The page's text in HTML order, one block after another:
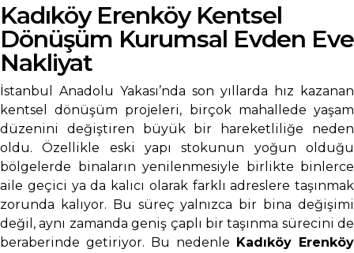
Kadıköy Erenköy Kentsel
Dönüşüm Kurumsal Evden Eve
Nakliyat
İstanbul Anadolu Yakası’nda son yıllarda hız kazanan
kentsel dönüşüm projeleri, birçok mahallede yaşam
düzenini değiştiren büyük bir hareketliliğe neden
oldu. Özellikle eski yapı stokunun yoğun olduğu
bölgelerde binaların yenilenmesiyle birlikte binlerce
aile geçici ya da kalıcı olarak farklı adreslere taşınmak
zorunda kalıyor. Bu süreç yalnızca bir bina değişimi
değil, aynı zamanda geniş çaplı bir taşınma sürecini de
beraberinde getiriyor. Bu nedenle
Kadıköy Erenköy